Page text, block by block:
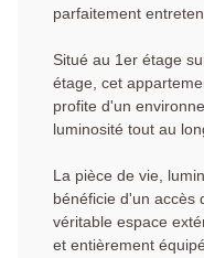
parfaitement
Situé au 1er étage
étage, cet
profite d'un
luminosité tout au
La pièce de vie,
bénéficie d'un accès
véritable espace
et entièrement